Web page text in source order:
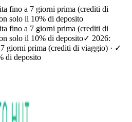
fino a 7 giorni prima (crediti di
solo il 10% di deposito
fino a 7 giorni prima (crediti di
solo il 10% di deposito✓ 2026:
giorni prima (crediti di viaggio) · ✓
di deposito